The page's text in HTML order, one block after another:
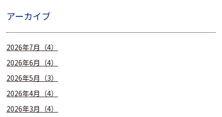
アーカイブ
2026年7月（4）
2026年6月（4）
2026年5月（3）
2026年4月（4）
2026年3月（4）